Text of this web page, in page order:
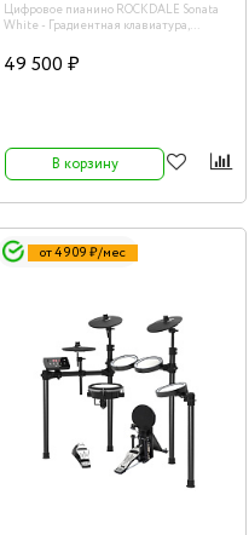
Цифровое пианино ROCKDALE Sonata
White - Градиентная клавиатура,
акустического рояля обеспечивает
реалистичный отклик клавиш, а
49 500 ₽
В корзину
от 4 909 ₽/мес